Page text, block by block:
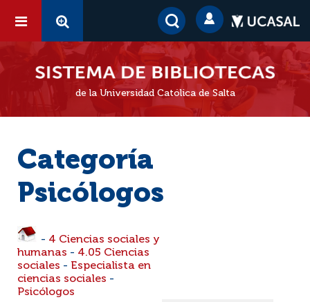
de la Universidad Católica de Salta
Categoría
Psicólogos
- 4 Ciencias sociales y
humanas - 4.05 Ciencias
sociales - Especialista en
ciencias sociales -
Psicólogos